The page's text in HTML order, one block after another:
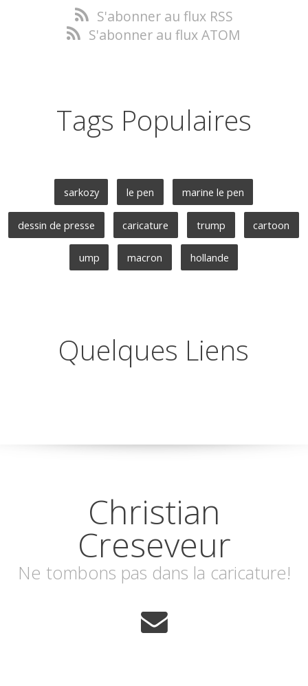
S'abonner au flux RSS
S'abonner au flux ATOM
Tags Populaires
sarkozy le pen marine le pen
dessin de presse caricature trump cartoon
ump macron hollande
Quelques Liens
Christian
Creseveur
Ne tombons pas dans la caricature!